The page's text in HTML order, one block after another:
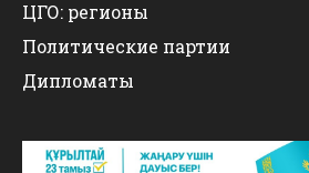
ЦГО: регионы
Политические партии
Дипломаты